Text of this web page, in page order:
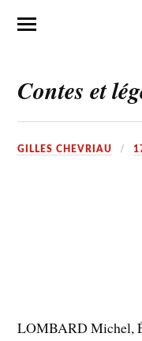
Contes et
GILLES CHEVRIAU
LOMBARD Michel,